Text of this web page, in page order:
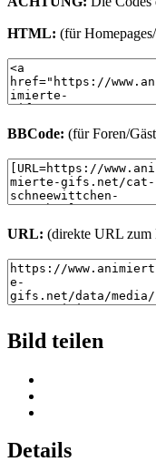
HTML: (für
BBCode: (für Foren/
URL: (direkte URL
Bild teilen
Details